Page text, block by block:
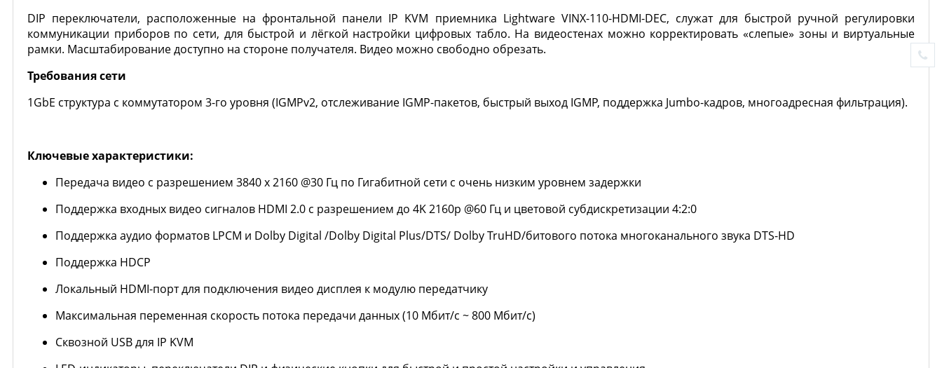
DIP переключатели, расположенные на фронтальной панели IP KVM приемника Lightware VINX-110-HDMI-DEC, служат для быстрой ручной регулировки
коммуникации приборов по сети, для быстрой и лёгкой настройки цифровых табло. На видеостенах можно корректировать «слепые» зоны и виртуальные
рамки. Масштабирование доступно на стороне получателя. Видео можно свободно обрезать.
Требования сети
1GbE структура с коммутатором 3-го уровня (IGMPv2, отслеживание IGMP-пакетов, быстрый выход IGMP, поддержка Jumbo-кадров, многоадресная фильтрация).
Ключевые характеристики:
Передача видео с разрешением 3840 x 2160 @30 Гц по Гигабитной сети с очень низким уровнем задержки
Поддержка входных видео сигналов HDMI 2.0 с разрешением до 4K 2160p @60 Гц и цветовой субдискретизации 4:2:0
Поддержка аудио форматов LPCM и Dolby Digital /Dolby Digital Plus/DTS/ Dolby TruHD/битового потока многоканального звука DTS-HD
Поддержка HDCP
Локальный HDMI-порт для подключения видео дисплея к модулю передатчику
Максимальная переменная скорость потока передачи данных (10 Мбит/с ~ 800 Мбит/с)
Сквозной USB для IP KVM